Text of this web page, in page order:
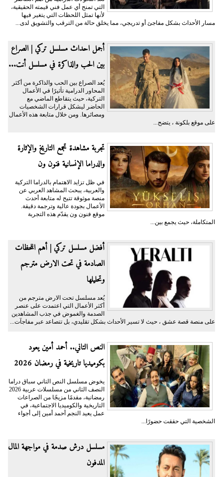
التي تمنح أي عمل فني قيمته الحقيقية،
لأنها تمثل اللحظات التي يتغير فيها
مسار الأحداث بشكل مفاجئ أو تدريجي، مما يخلق حالة من الترقب والتشويق لدى...
أجمل احداث مسلسل تركي | الصراع
بين الحب والذاكرة في مسلسل أنت...
يُعد الصراع بين الحب والذاكرة من أكثر
المحاور الدرامية تأثيرًا في الأعمال
التركية، حيث يتقاطع الماضي مع
الحاضر ليشكل قرارات الشخصيات
ومصائرها. ومن خلال متابعة هذه الأعمال
على موقع بلكونة ، يتضح...
تجربة مشاهدة تجمع التاريخ والإثارة
والدراما الإنسانية فنون ون
في ظل تزايد الاهتمام بالدراما التركية
والعربية، يبحث المشاهد العربي عن
منصة موثوقة تتيح له متابعة أحدث
الأعمال بجودة عالية وترجمة دقيقة.
موقع فنون ون يقدّم هذه التجربة
المتكاملة، حيث يجمع بين...
أفضل مسلسل تركي | أهم اللحظات
الصادمة في تحت الارض مترجم
وتحليلها
يُعد مسلسل تحت الارض مترجم من
أكثر الأعمال التي اعتمدت على عنصر
الصدمة والغموض في جذب المشاهدين
على منصة قصة عشق ، حيث لا تسير الأحداث بشكل تقليدي، بل تتصاعد عبر مفاجآت...
النص التاني.. أحمد أمين يعود
بكوميديا تاريخية في رمضان 2026
يخوض مسلسل النص التاني سباق دراما
النصف الثاني من مسلسلات عربية 2026
رمضانية، مقدمًا مزيجًا من الصراعات
التاريخية والكوميديا الاجتماعية، في
عمل يعيد النجم أحمد أمين إلى أجواء
الشخصية التي حققت حضورًا...
مسلسل درش صدمة في مواجهة المال
المدفون